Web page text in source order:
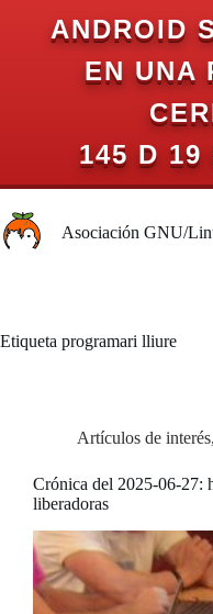
ANDROID
EN UNA
145 D 19
al
contenidoAsociación GNU/
Etiqueta programari lliure
Artículos de interés,
Crónica del 2025-06-27:
liberadoras